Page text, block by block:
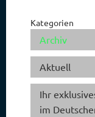
Kategorien
Archiv
Aktuell
Ihr
im